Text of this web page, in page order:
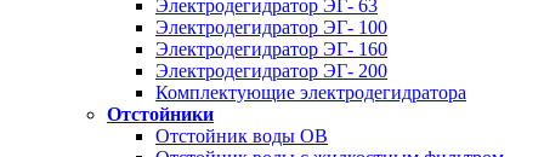
Электродегидратор ЭГ- 63
Электродегидратор ЭГ- 100
Электродегидратор ЭГ- 160
Электродегидратор ЭГ- 200
Комплектующие электродегидратора
Отстойники
Отстойник воды ОВ